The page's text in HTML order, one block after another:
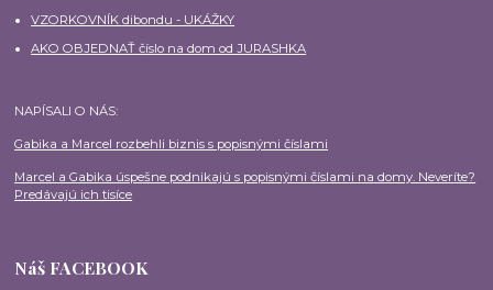
VZORKOVNÍK dibondu - UKÁŽKY
AKO OBJEDNAŤ číslo na dom od JURASHKA
NAPÍSALI O NÁS:
Gabika a Marcel rozbehli biznis s popisnými číslami
Marcel a Gabika úspešne podnikajú s popisnými číslami na domy. Neveríte?
Predávajú ich tisíce
Náš FACEBOOK